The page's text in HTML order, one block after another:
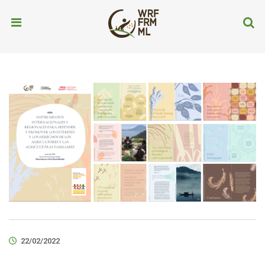
22/02/2022